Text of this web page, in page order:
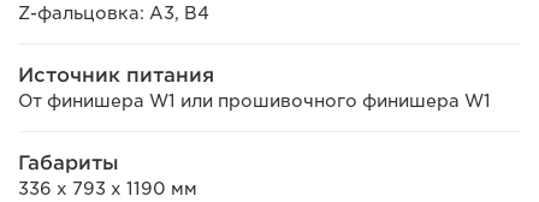
Z-фальцовка: A3, B4
Источник питания
От финишера W1 или прошивочного финишера W1
Габариты
336 x 793 x 1190 мм